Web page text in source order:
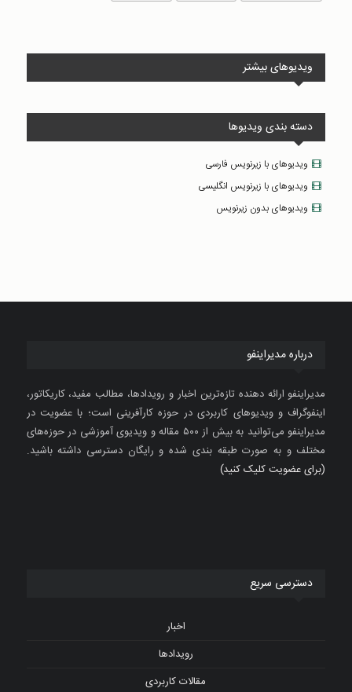
ویدیوهای بیشتر
دسته بندی ویدیوها
ویدیوهای با زیرنویس فارسی
ویدیوهای با زیرنویس انگلیسی
ویدیوهای بدون زیرنویس
درباره مدیراینفو
مدیراینفو ارائه دهنده تازه‌ترین اخبار و رویدادها، مطالب مفید، کاریکاتور،
اینفوگراف و ویدیوهای کاربردی در حوزه کارآفرینی است؛ با عضویت در
مدیراینفو می‌توانید به بیش از ۵۰۰ مقاله و ویدیوی آموزشی در حوزه‌های
مختلف و به صورت طبقه بندی شده و رایگان دسترسی داشته باشید.
(برای عضویت کلیک کنید)
دسترسی سریع
اخبار
رویدادها
مقالات کاربردی